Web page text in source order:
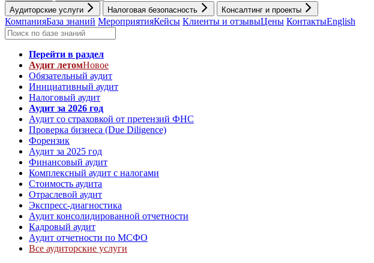
Аудиторские услуги
Налоговая безопасность Консалтинг и проекты
КомпанияБаза знаний МероприятияКейсы Клиенты и отзывыЦены КонтактыEnglish
Перейти в раздел
Аудит летомНовое
Обязательный аудит
Инициативный аудит
Налоговый аудит
Аудит за 2026 год
Аудит со страховкой от претензий ФНС
Проверка бизнеса (Due Diligence)
Форензик
Аудит за 2025 год
Финансовый аудит
Комплексный аудит с налогами
Стоимость аудита
Отраслевой аудит
Экспресс-диагностика
Аудит консолидированной отчетности
Кадровый аудит
Аудит отчетности по МСФО
Все аудиторские услуги